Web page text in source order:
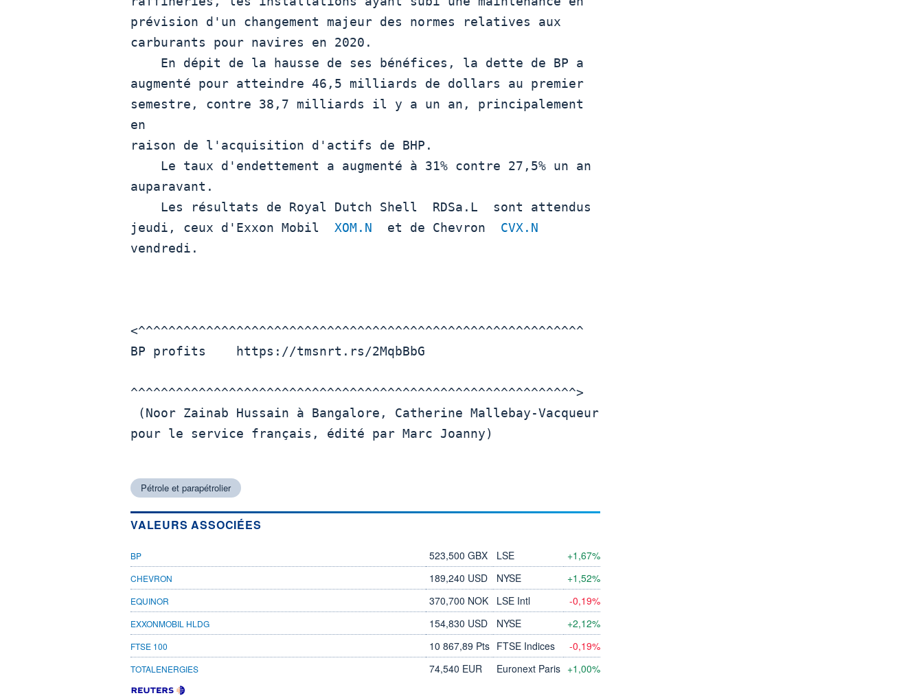
prévision d'un changement majeur des normes relatives aux
carburants pour navires en 2020.
augmenté pour atteindre 46,5 milliards de dollars au premier
semestre, contre 38,7 milliards il y a un an, principalement
en
raison de l'acquisition d'actifs de BHP.
auparavant.
jeudi, ceux d'Exxon Mobil XOM.N
  et de Chevron
CVX.N
vendredi.
<^^^^^^^^^^^^^^^^^^^^^^^^^^^^^^^^^^^^^^^^^^^^^^^^^^^^^^^^^^^
BP profits    https://tmsnrt.rs/2MqbBbG
^^^^^^^^^^^^^^^^^^^^^^^^^^^^^^^^^^^^^^^^^^^^^^^^^^^^^^^^^^^>
pour le service français, édité par Marc Joanny)
Pétrole et parapétrolier
VALEURS ASSOCIÉES
BP 523,500 GBX LSE +1,67%
CHEVRON 189,240 USD NYSE +1,52%
EQUINOR 370,700 NOK LSE Intl -0,19%
EXXONMOBIL HLDG 154,830 USD NYSE +2,12%
FTSE 100 10 867,89 Pts FTSE Indices -0,19%
TOTALENERGIES 74,540 EUR Euronext Paris +1,00%